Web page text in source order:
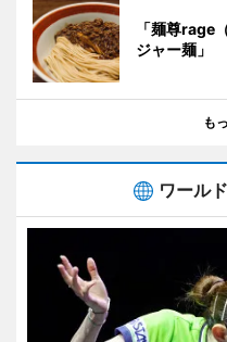
「麺尊rage
ジャー麺」
も
ワール